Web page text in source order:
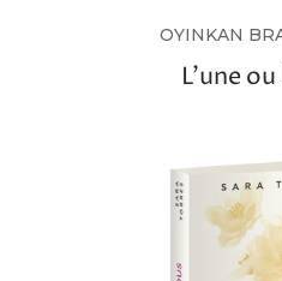
OYINKAN
L’une